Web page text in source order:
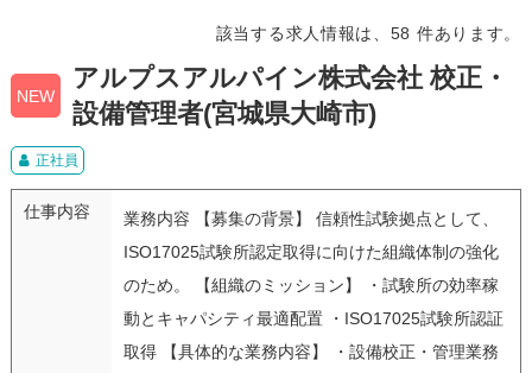
該当する求人情報は、58 件あります。
NEW
アルプスアルパイン株式会社 校正・
設備管理者(宮城県大崎市)
正社員
仕事内容
業務内容 【募集の背景】 信頼性試験拠点として、
ISO17025試験所認定取得に向けた組織体制の強化
のため。 【組織のミッション】 ・試験所の効率稼
動とキャパシティ最適配置 ・ISO17025試験所認証
取得 【具体的な業務内容】 ・設備校正・管理業務